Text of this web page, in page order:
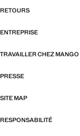
RETOURS
ENTREPRISE
TRAVAILLER CHEZ MANGO
PRESSE
SITE MAP
RESPONSABILITÉ